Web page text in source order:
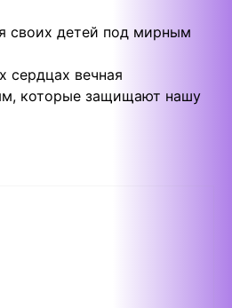
своих детей под мирным
сердцах вечная
которые защищают нашу